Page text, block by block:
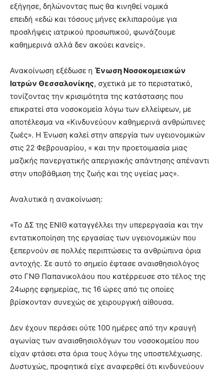
εξήγησε, δηλώνοντας πως θα κινηθεί νομικά
επειδή «εδώ και τόσους μήνες εκλιπαρούμε για
προσλήψεις ιατρικού προσωπικού, φωνάζουμε
καθημερινά αλλά δεν ακούει κανείς».
Ανακοίνωση εξέδωσε η Ένωση Νοσοκομειακών
Ιατρών Θεσσαλονίκης, σχετικά με το περιστατικό,
τονίζοντας την κρισιμότητα της κατάστασης που
επικρατεί στα νοσοκομεία λόγω των ελλείψεων, με
αποτέλεσμα να «Κινδυνεύουν καθημερινά ανθρώπινες
ζωές». Η Ένωση καλεί στην απεργία των υγειονομικών
στις 22 Φεβρουαρίου, « και την προετοιμασία μιας
μαζικής πανεργατικής απεργιακής απάντησης απέναντι
στην υποβάθμιση της ζωής και της υγείας μας».
Αναλυτικά η ανακοίνωση:
«Το ΔΣ της ΕΝΙΘ καταγγέλλει την υπερεργασία και την
εντατικοποίηση της εργασίας των υγειονομικών που
ξεπερνούν σε πολλές περιπτώσεις τα ανθρώπινα όρια
αντοχής. Σε αυτό το σημείο έφτασε αναισθησιολόγος
στο ΓΝΘ Παπανικολάου που κατέρρευσε στο τέλος της
24ωρης εφημερίας, τις 16 ώρες από τις οποίες
βρίσκονταν συνεχώς σε χειρουργική αίθουσα.
Δεν έχουν περάσει ούτε 100 ημέρες από την κραυγή
αγωνίας των αναισθησιολόγων του νοσοκομείου που
είχαν φτάσει στα όρια τους λόγω της υποστελέχωσης.
Δυστυχώς, προφητικά είχε αναφερθεί ότι κινδυνεύουν